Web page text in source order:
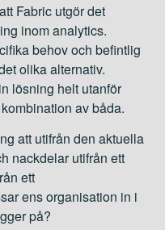
Fabric utgör det
inomanalytics.
behov och befintlig
olika alternativ.
lösning helt utanför
av båda.
att utifrån den aktuella
nackdelar utifrån ett
ett
ens organisation in i
på?